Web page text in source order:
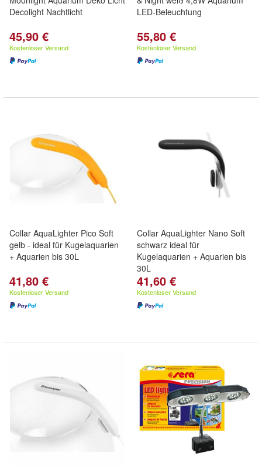
Decolight Nachtlicht
45,90 €
Kostenloser Versand
LED-Beleuchtung
55,80 €
Kostenloser Versand
Collar AquaLighter Pico Soft
gelb - ideal für Kugelaquarien
+ Aquarien bis 30L
41,80 €
Kostenloser Versand
Collar AquaLighter Nano Soft
schwarz ideal für
Kugelaquarien + Aquarien bis
30L
41,60 €
Kostenloser Versand